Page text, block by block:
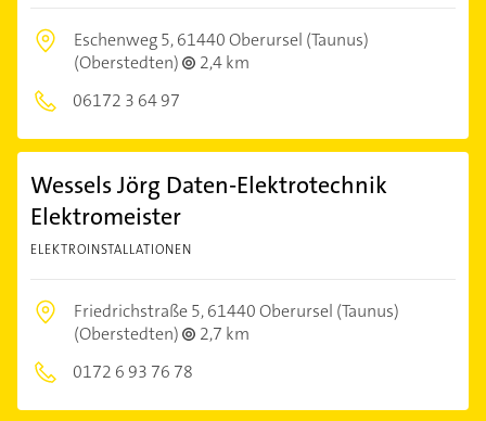
Eschenweg 5,61440 Oberursel (Taunus)
(Oberstedten)
2,4 km
06172 3 64 97
Wessels Jörg Daten-Elektrotechnik
Elektromeister
ELEKTROINSTALLATIONEN
Friedrichstraße 5,61440 Oberursel (Taunus)
(Oberstedten)
2,7 km
0172 6 93 76 78